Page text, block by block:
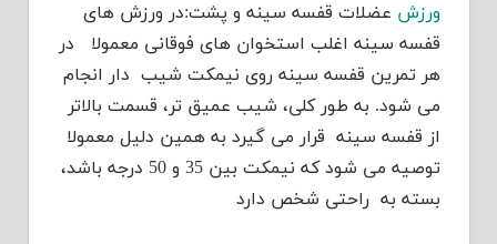
ورزش عضلات قفسه سینه و پشت:در ورزش های
قفسه سینه اغلب استخوان های فوقانی معمولا در
هر تمرین قفسه سینه روی نیمکت شیب دار انجام
می شود. به طور کلی، شیب عمیق تر، قسمت بالاتر
از قفسه سینه قرار می گیرد به همین دلیل معمولا
توصیه می شود که نیمکت بین 35 و 50 درجه باشد،
بسته به راحتی شخص دارد